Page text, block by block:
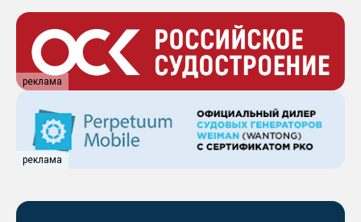
реклама
реклама